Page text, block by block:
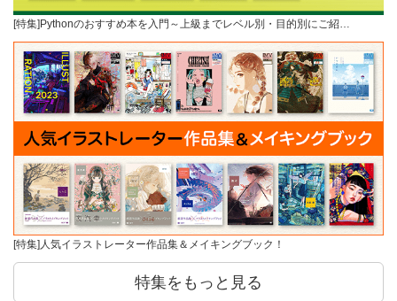
[特集]Pythonのおすすめ本を入門～上級までレベル別・目的別にご紹…
[特集]人気イラストレーター作品集＆メイキングブック！
特集をもっと見る